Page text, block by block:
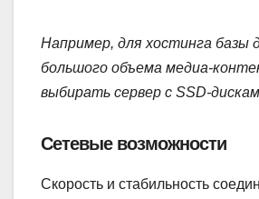
Например, для хостинга базы
большого объема медиа-
выбирать сервер с SSD-
Сетевые возможности
Скорость и стабильность